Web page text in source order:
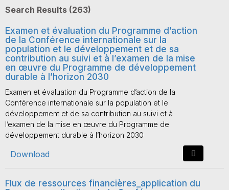
Search Results (263)
Examen et évaluation du Programme d’action
de la Conférence internationale sur la
population et le développement et de sa
contribution au suivi et à l’examen de la mise
en œuvre du Programme de développement
durable à l’horizon 2030
Examen et évaluation du Programme d’action de la
Conférence internationale sur la population et le
développement et de sa contribution au suivi et à
l’examen de la mise en œuvre du Programme de
développement durable à l’horizon 2030
Download
Flux de ressources financières_application du